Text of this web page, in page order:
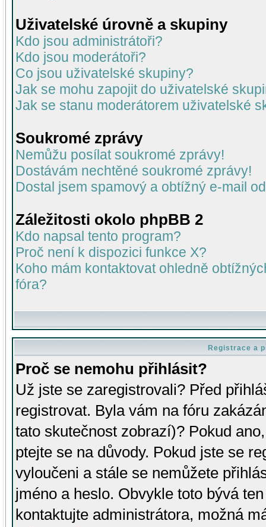
Uživatelské úrovně a skupiny
Kdo jsou administrátoři?
Kdo jsou moderátoři?
Co jsou uživatelské skupiny?
Jak se mohu zapojit do uživatelské
Jak se stanu moderátorem uživatelské
Soukromé zprávy
Nemůžu posílat soukromé zprávy!
Dostávám nechtěné soukromé zprávy!
Dostal jsem spamový a obtížný e-mail
Záležitosti okolo phpBB 2
Kdo napsal tento program?
Proč není k dispozici funkce X?
Koho mám kontaktovat ohledně
fóra?
Registrace a
Proč se nemohu přihlásit?
Už jste se zaregistrovali? Před
registrovat. Byla vám na fóru
tato skutečnost zobrazí)? Pokud
ptejte se na důvody. Pokud jste se
vyloučeni a stále se nemůžete
jméno a heslo. Obvykle toto bývá
kontaktujte administrátora, možná